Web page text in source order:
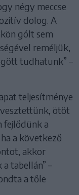
négy meccse
dolog. A
gólt sem
reméljük,
tudhatunk” –
teljesítménye
ötöt
fejlődünk a
a következő
akkor
tabellán” –
a tőle